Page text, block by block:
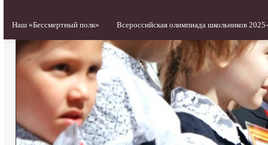
Наш «Бессмертный полк» Всероссийская олимпиада школьников